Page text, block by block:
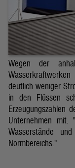
Wegen der
deutlich weniger
in den Flüssen
Erzeugungszahlen
Unternehmen mit.
Wasserstände
Normbereichs."